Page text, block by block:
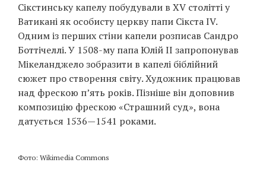
Сікстинську капелу побудували в XV столітті у
Ватикані як особисту церкву папи Сікста IV.
Одним із перших стіни капели розписав Сандро
Боттічеллі. У 1508-му папа Юлій II запропонував
Мікеланджело зобразити в капелі біблійний
сюжет про створення світу. Художник працював
над фрескою п’ять років. Пізніше він доповнив
композицію фрескою «Страшний суд», вона
датується 1536—1541 роками.
Фото: Wikimedia Commons